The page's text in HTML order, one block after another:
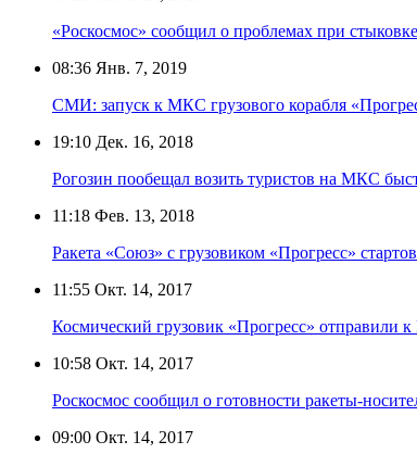
«Роскосмос» сообщил о проблемах при
08:36 Янв. 7, 2019
СМИ: запуск к МКС грузового корабля
19:10 Дек. 16, 2018
Рогозин пообещал возить туристов на МКС
11:18 Фев. 13, 2018
Ракета «Союз» с грузовиком «Прогресс»
11:55 Окт. 14, 2017
Космический грузовик «Прогресс» отправили
10:58 Окт. 14, 2017
Роскосмос сообщил о готовности ракеты-
09:00 Окт. 14, 2017